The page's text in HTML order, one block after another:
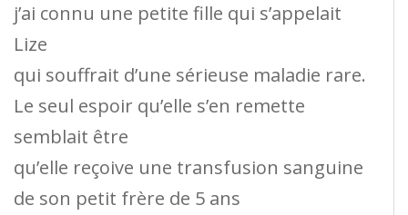
j’ai connu une petite fille qui s’appelait
Lize
qui souffrait d’une sérieuse maladie rare.
Le seul espoir qu’elle s’en remette
semblait être
qu’elle reçoive une transfusion sanguine
de son petit frère de 5 ans